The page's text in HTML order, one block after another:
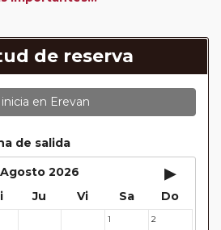
de los gastos
y nueva emisión. Hacer una
la posibilidad de no conseguir
previstos. Las compañías
con el que aparece en el
para denegar el embarque a
Tren incluidos:
Las compañías
un bulto de un máximo 20 kg por
de reserva
en Erevan
de salida
Agosto 2026
▸
Ju Vi Sa Do
1 2